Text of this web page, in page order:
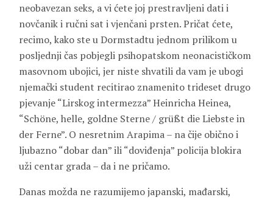
neobavezan seks, a vi ćete joj prestravljeni dati i
novčanik i ručni sat i vjenčani prsten. Pričat ćete,
recimo, kako ste u Dormstadtu jednom prilikom u
posljednji čas pobjegli psihopatskom neonacističkom
masovnom ubojici, jer niste shvatili da vam je ubogi
njemački student recitirao znamenito trideset drugo
pjevanje “Lirskog intermezza”HeinrichaHeinea,
“Schöne, helle, goldne Sterne / grüßt die Liebste in
der Ferne”. O nesretnim Arapima – na čije obično i
ljubazno “dobar dan” ili “doviđenja” policija blokira
uži centar grada – da i ne pričamo.
Danas možda ne razumijemo japanski, mađarski,